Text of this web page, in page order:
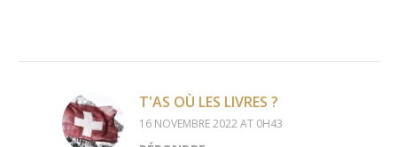
T'AS OÙ LES LIVRES ?
16 NOVEMBRE 2022 AT 0H43